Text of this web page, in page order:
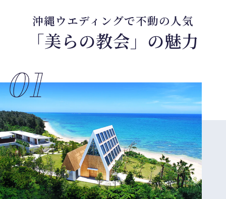
沖縄ウエディングで不動の人気
「美らの教会」の魅力